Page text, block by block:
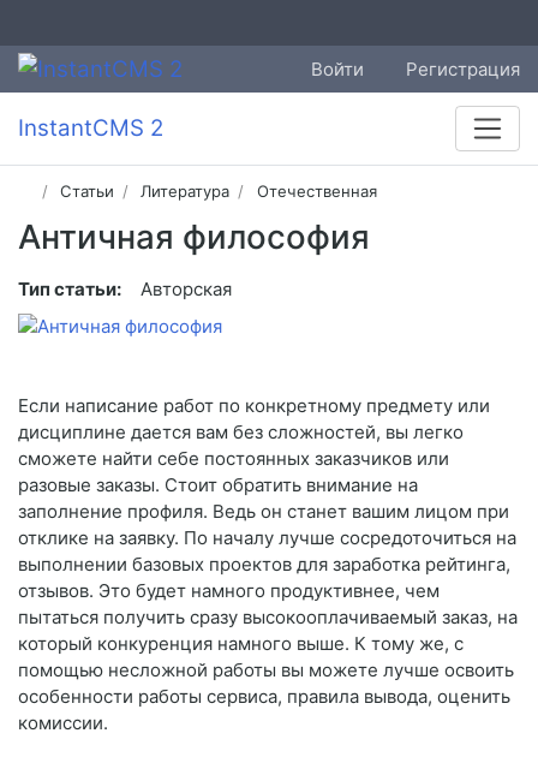
Войти Регистрация
InstantCMS 2
Статьи Литература Отечественная
Античная философия
Тип статьи: Авторская
Если написание работ по конкретному предмету или
дисциплине дается вам без сложностей, вы легко
сможете найти себе постоянных заказчиков или
разовые заказы. Стоит обратить внимание на
заполнение профиля. Ведь он станет вашим лицом при
отклике на заявку. По началу лучше сосредоточиться на
выполнении базовых проектов для заработка рейтинга,
отзывов. Это будет намного продуктивнее, чем
пытаться получить сразу высокооплачиваемый заказ, на
который конкуренция намного выше. К тому же, с
помощью несложной работы вы можете лучше освоить
особенности работы сервиса, правила вывода, оценить
комиссии.